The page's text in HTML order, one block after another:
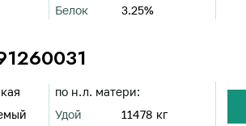
Белок
3.25%
по н.л. матери:
Удой
11478 кг